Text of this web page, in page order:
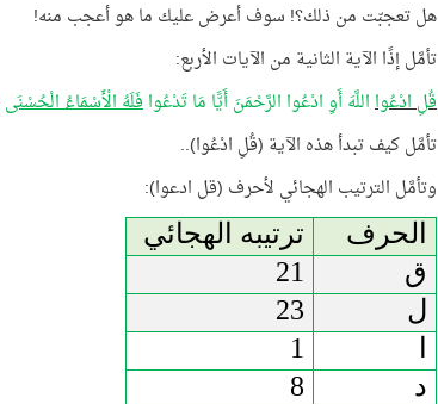
هل تعجبّت من ذلك؟! سوف أعرض عليك ما هو أعجب منه!
تأمَّل إذًا الآية الثانية من الآيات الأربع:
قُلِ ادْعُوااللَّهَ أَوِ ادْعُوا الرَّحْمَنَ أَيًّا مَا تَدْعُوافَلَهُ الْأَسْمَاءُ الْحُسْنَى
تأمَّل كيف تبدأ هذه الآية (قُلِ ادْعُوا)..
وتأمَّل الترتيب الهجائي لأحرف (قل ادعوا):
الحرف
ترتيبه الهجائي
ق
21
ل
23
1
د
8